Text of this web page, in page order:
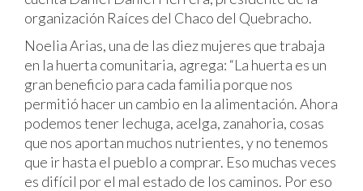
organización Raíces del Chaco del Quebracho.
Noelia Arias, una de las diez mujeres que trabaja
en la huerta comunitaria, agrega: “La huerta es un
gran beneficio para cada familia porque nos
permitió hacer un cambio en la alimentación. Ahora
podemos tener lechuga, acelga, zanahoria, cosas
que nos aportan muchos nutrientes, y no tenemos
que ir hasta el pueblo a comprar. Eso muchas veces
es difícil por el mal estado de los caminos. Por eso